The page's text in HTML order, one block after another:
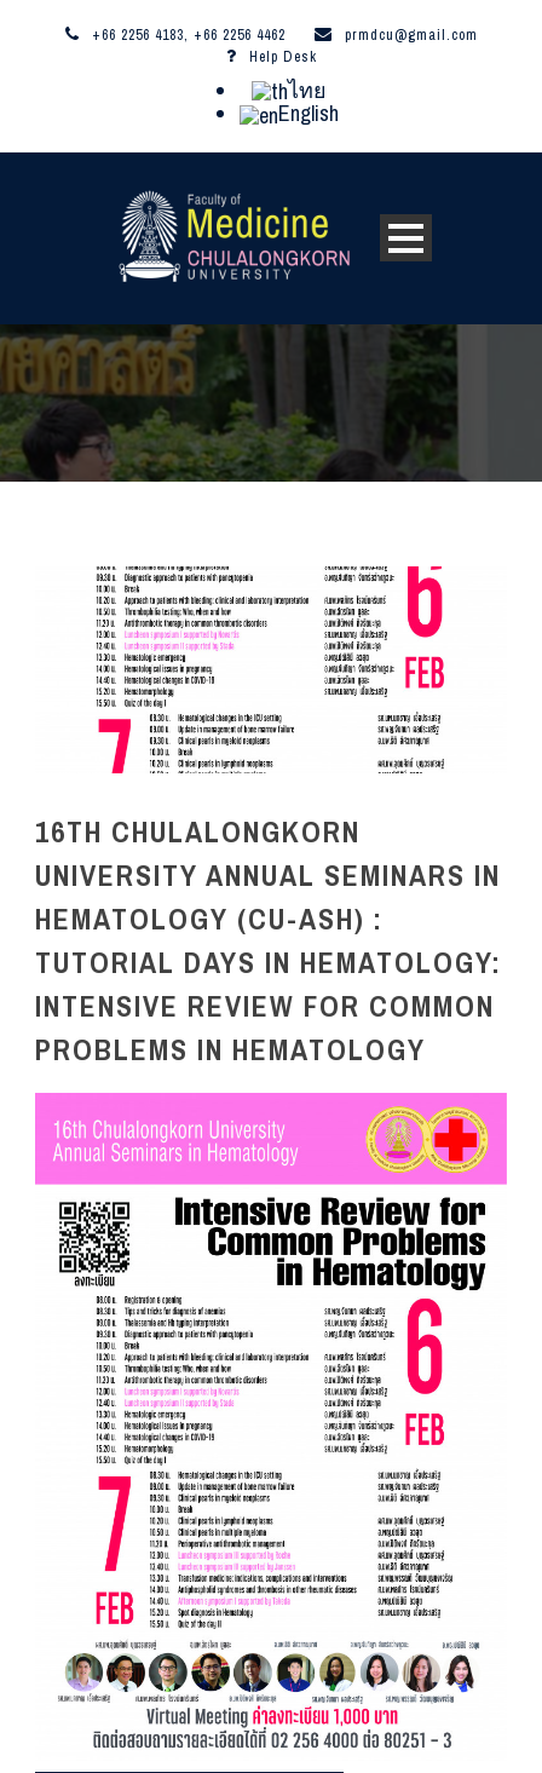
+66 2256 4183, +66 2256 4462
prmdcu@gmail.com
Help Desk
ไทย
English
16TH CHULALONGKORN
UNIVERSITY ANNUAL SEMINARS IN
HEMATOLOGY (CU-ASH) :
TUTORIAL DAYS IN HEMATOLOGY:
INTENSIVE REVIEW FOR COMMON
PROBLEMS IN HEMATOLOGY